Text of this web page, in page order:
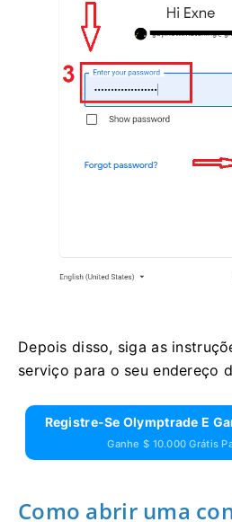
Depois disso, siga as
serviço para o seu endereço
Registre-Se Olymptrade E
Ganhe $ 10.000 Grátis
Como abrir uma